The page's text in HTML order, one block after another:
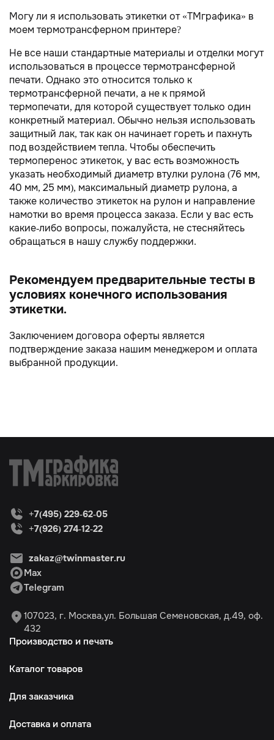
Могу ли я использовать этикетки от «ТМграфика» в
моем термотрансферном принтере?
Не все наши стандартные материалы и отделки могут
использоваться в процессе термотрансферной
печати. Однако это относится только к
термотрансферной печати, а не к прямой
термопечати, для которой существует только один
конкретный материал. Обычно нельзя использовать
защитный лак, так как он начинает гореть и пахнуть
под воздействием тепла. Чтобы обеспечить
термоперенос этикеток, у вас есть возможность
указать необходимый диаметр втулки рулона (76 мм,
40 мм, 25 мм), максимальный диаметр рулона, а
также количество этикеток на рулон и направление
намотки во время процесса заказа. Если у вас есть
какие-либо вопросы, пожалуйста, не стесняйтесь
обращаться в нашу службу поддержки.
Рекомендуем предварительные тесты в
условиях конечного использования
этикетки.
Заключением договора оферты является
подтверждение заказа нашим менеджером и оплата
выбранной продукции.
+7(495) 229-62-05
+7(926) 274-12-22
zakaz@twinmaster.ru
Max
Telegram
107023, г. Москва,ул. Большая Семеновская, д.49, оф.
432
Производство и печать
Каталог товаров
Для заказчика
Доставка и оплата